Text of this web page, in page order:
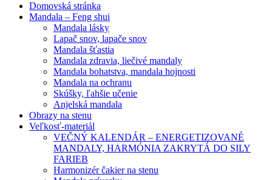
Domovská stránka
Mandala – Feng shui
Mandala lásky
Lapač snov, lapače snov
Mandala šťastia
Mandala zdravia, liečivé mandaly
Mandala bohatstva, mandala hojnosti
Mandala na ochranu
Skúšky, ľahšie učenie
Anjelská mandala
Obrazy na stenu
Veľkosť-materiál
VEČNÝ KALENDÁR – ENERGETIZOVANÉ
MANDALY, HARMÓNIA ZAKRYTÁ DO SILY
FARIEB
Harmonizér čakier na stenu